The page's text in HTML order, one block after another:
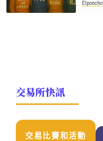
Elponcho
交易所快訊
交易比賽和活動